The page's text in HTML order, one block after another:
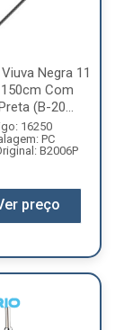
Negra 11
Com
(B-20...
16250
PC
B2006P
preço